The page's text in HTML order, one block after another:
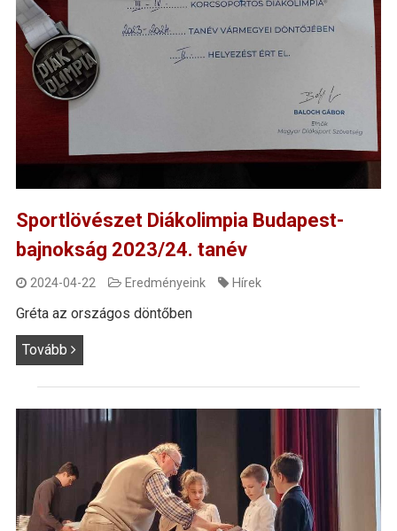
Sportlövészet Diákolimpia Budapest-
bajnokság 2023/24. tanév
2024-04-22 Eredményeink Hírek
Gréta az országos döntőben
Tovább